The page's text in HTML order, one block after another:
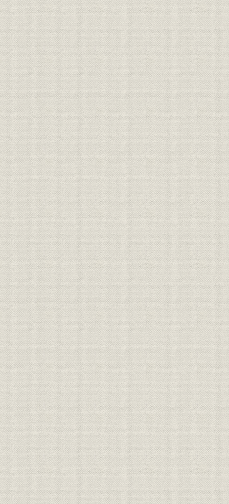
第一節 金融恐慌下の組合金融
第二節 金融恐慌後の金庫業務の発展
第三章 農業恐慌と金庫貸出の増大
第一節 恐慌と産業組合
第二節 農業恐慌下の金庫の活動
第三節 年賦貸付の要望と第一次金庫法改正